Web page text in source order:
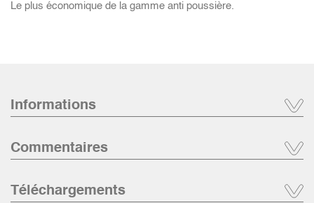
Le plus économique de la gamme anti poussière.
Informations
Commentaires
Téléchargements